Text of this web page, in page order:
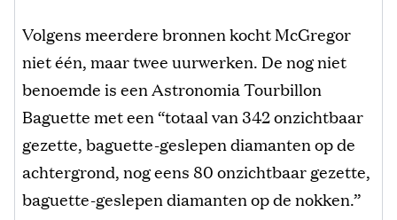
Volgens meerdere bronnen kocht McGregor
niet één, maar twee uurwerken. De nog niet
benoemde is een Astronomia Tourbillon
Baguette met een “totaal van 342 onzichtbaar
gezette, baguette-geslepen diamanten op de
achtergrond, nog eens 80 onzichtbaar gezette,
baguette-geslepen diamanten op de nokken.”